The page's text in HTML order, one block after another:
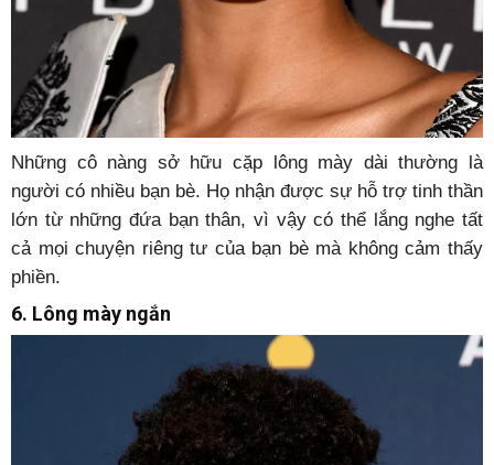
Những cô nàng sở hữu cặp lông mày dài thường là
người có nhiều bạn bè. Họ nhận được sự hỗ trợ tinh thần
lớn từ những đứa bạn thân, vì vậy có thể lắng nghe tất
cả mọi chuyện riêng tư của bạn bè mà không cảm thấy
phiền.
6. Lông mày ngắn